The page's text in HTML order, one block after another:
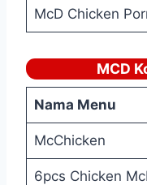
McD Chicken
MCD
Nama Menu
McChicken
6pcs Chicken